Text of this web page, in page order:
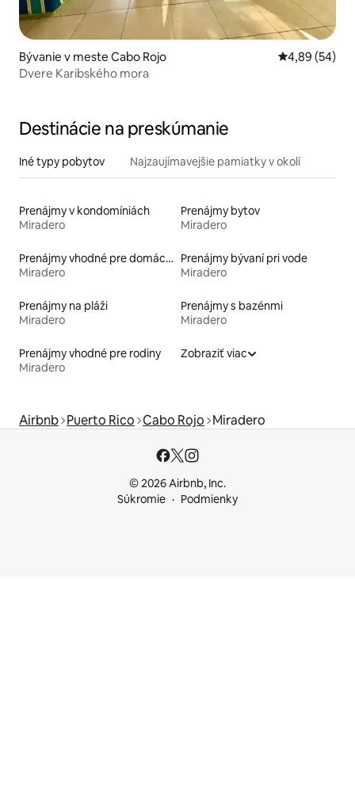
Bývanie v meste Cabo Rojo Priemerné
4,89 (54)
Dvere Karibského mora
Destinácie na preskúmanie
Iné typy pobytov Najzaujímavejšie pamiatky v okolí
Prenájmy v kondomíniách
Miradero
Prenájmy bytov
Miradero
Prenájmy vhodné pre domáce zvieratá
Miradero
Prenájmy bývaní pri vode
Miradero
Prenájmy na pláži
Miradero
Prenájmy s bazénmi
Miradero
Prenájmy vhodné pre rodiny
Miradero
Zobraziť viac
Airbnb Puerto Rico Cabo Rojo Miradero
© 2026 Airbnb, Inc.
Súkromie
Podmienky